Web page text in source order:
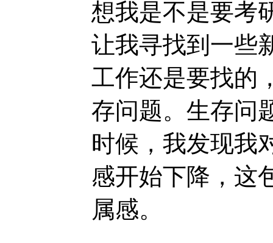
想我是不是要考
让我寻找到一些
工作还是要找的
存问题。生存问
时候，我发现我
感开始下降，这
属感。